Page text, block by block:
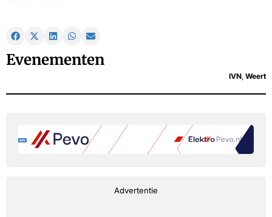
Evenementen
IVN, Weert
Advertentie